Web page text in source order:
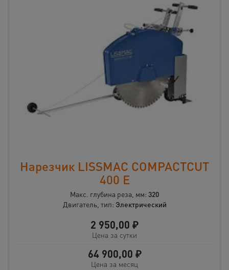
Нарезчик LISSMAC COMPACTCUT
400 E
Макс. глубина реза, мм: 320
Двигатель, тип: Электрический
2 950,00 ₽
Цена за сутки
64 900,00 ₽
Цена за месяц